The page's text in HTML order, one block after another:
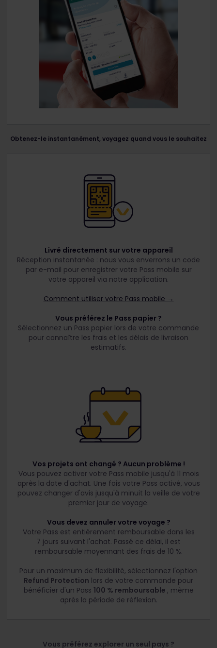
Obtenez-le instantanément, voyagez quand vous le souhaitez
Livré directement sur votre appareil
Réception instantanée : nous vous enverrons un code
par e-mail pour enregistrer votre Pass mobile sur
votre appareil via notre application.
Comment utiliser votre Pass mobile →
Vous préférez le Pass papier ?
Sélectionnez un Pass papier lors de votre commande
pour connaître les frais et les délais de livraison
estimatifs.
Vos projets ont changé ? Aucun problème !
Vous pouvez activer votre Pass mobile jusqu'à 11 mois
après la date d'achat. Une fois votre Pass activé, vous
pouvez changer d'avis jusqu'à minuit la veille de votre
premier jour de voyage.
Vous devez annuler votre voyage ?
Votre Pass est entièrement remboursable dans les
7 jours suivant l'achat. Passé ce délai, il est
remboursable moyennant des frais de 10 %.
Pour un maximum de flexibilité, sélectionnez l'option
Refund Protection lors de votre commande pour
bénéficier d'un Pass 100 % remboursable , même
après la période de réflexion.
Vous préférez explorer un seul pays ?